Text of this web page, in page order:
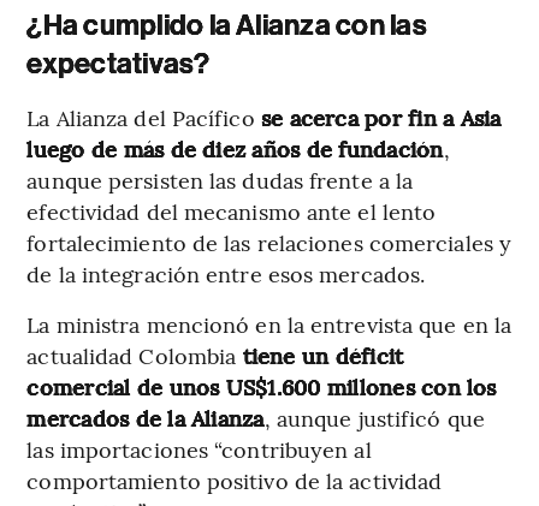
¿Ha cumplido la Alianza con las
expectativas?
La Alianza del Pacífico se acerca por fin a Asia
luego de más de diez años de fundación,
aunque persisten las dudas frente a la
efectividad del mecanismo ante el lento
fortalecimiento de las relaciones comerciales y
de la integración entre esos mercados.
La ministra mencionó en la entrevista que en la
actualidad Colombia tiene un déficit
comercial de unos US$1.600 millones con los
mercados de la Alianza, aunque justificó que
las importaciones “contribuyen al
comportamiento positivo de la actividad